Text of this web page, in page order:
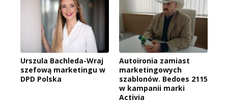
Urszula Bachleda-Wraj
szefową marketingu w
DPD Polska
Autoironia zamiast
marketingowych
szablonów. Bedoes 2115
w kampanii marki
Activia